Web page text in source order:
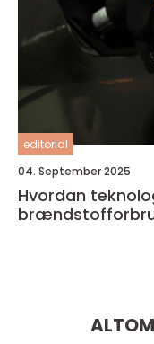
editorial
04. September 2025
Hvordan